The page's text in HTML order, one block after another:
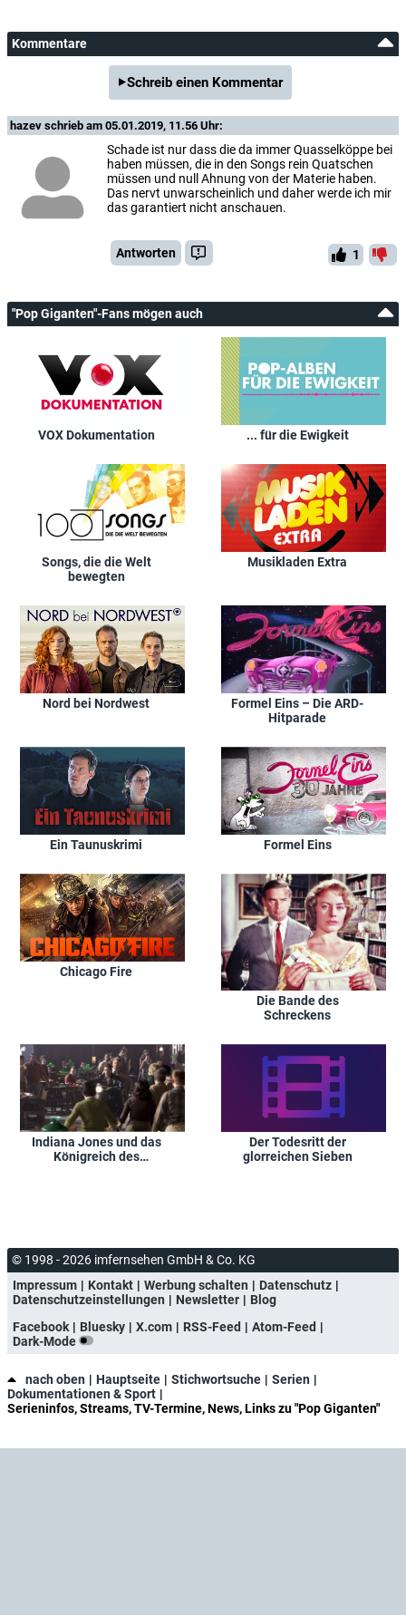
Kommentare
Schreib einen Kommentar
hazev schrieb am 05.01.2019, 11.56 Uhr:
Schade ist nur dass die da immer Quasselköppe bei
haben müssen, die in den Songs rein Quatschen
müssen und null Ahnung von der Materie haben.
Das nervt unwarscheinlich und daher werde ich mir
das garantiert nicht anschauen.
Antworten 1
"Pop Giganten"-Fans mögen auch
VOX Dokumentation ... für die Ewigkeit
Songs, die die Welt
bewegten
Musikladen Extra
Nord bei Nordwest
Formel Eins – Die ARD-
Hitparade
Ein Taunuskrimi Formel Eins
Chicago Fire
Die Bande des
Schreckens
Indiana Jones und das
Königreich des
Der Todesritt der
glorreichen Sieben
© 1998 - 2026 imfernsehen GmbH & Co. KG
Impressum
Kontakt Werbung schalten
Datenschutz
Datenschutzeinstellungen
Newsletter
Blog
Facebook
Bluesky X.com RSS-Feed
Atom-Feed
Dark-Mode
nach oben Hauptseite Stichwortsuche
Serien
Dokumentationen & Sport
Serieninfos, Streams, TV-Termine, News, Links zu "Pop Giganten"